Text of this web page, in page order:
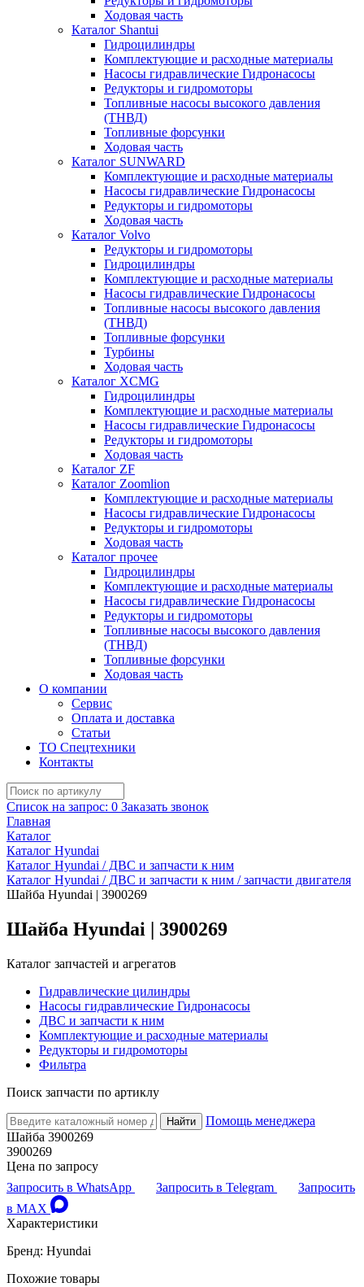
Ходовая часть
Каталог Shantui
Гидроцилиндры
Комплектующие и расходные материалы
Насосы гидравлические Гидронасосы
Редукторы и гидромоторы
Топливные насосы высокого давления
(ТНВД)
Топливные форсунки
Ходовая часть
Каталог SUNWARD
Комплектующие и расходные материалы
Насосы гидравлические Гидронасосы
Редукторы и гидромоторы
Ходовая часть
Каталог Volvo
Редукторы и гидромоторы
Гидроцилиндры
Комплектующие и расходные материалы
Насосы гидравлические Гидронасосы
Топливные насосы высокого давления
(ТНВД)
Топливные форсунки
Турбины
Ходовая часть
Каталог XCMG
Гидроцилиндры
Комплектующие и расходные материалы
Насосы гидравлические Гидронасосы
Редукторы и гидромоторы
Ходовая часть
Каталог ZF
Каталог Zoomlion
Комплектующие и расходные материалы
Насосы гидравлические Гидронасосы
Редукторы и гидромоторы
Ходовая часть
Каталог прочее
Гидроцилиндры
Комплектующие и расходные материалы
Насосы гидравлические Гидронасосы
Редукторы и гидромоторы
Топливные насосы высокого давления
(ТНВД)
Топливные форсунки
Ходовая часть
О компании
Сервис
Оплата и доставка
Статьи
ТО Спецтехники
Контакты
Список на запрос: 0 Заказать звонок
Главная
Каталог
Каталог Hyundai
Каталог Hyundai / ДВС и запчасти к ним
Каталог Hyundai / ДВС и запчасти к ним / запчасти двигателя
Шайба Hyundai | 3900269
Шайба Hyundai | 3900269
Каталог запчастей и агрегатов
Гидравлические цилиндры
Насосы гидравлические Гидронасосы
ДВС и запчасти к ним
Комплектующие и расходные материалы
Редукторы и гидромоторы
Фильтра
Поиск запчасти по артиклу
Найти
Помощь менеджера
Шайба 3900269
3900269
Цена по запросу
Запросить в WhatsApp
Запросить в Telegram
Запросить
в MAX
Характеристики
Бренд: Hyundai
Похожие товары